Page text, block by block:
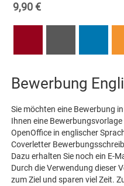
9,90 €
Bewerbung
Sie möchten eine Bewerbung
Ihnen eine
OpenOffice in englischer
Coverletter
Dazu erhalten Sie noch ein E-
Durch die Verwendung dieser
zum Ziel und sparen viel Zeit.